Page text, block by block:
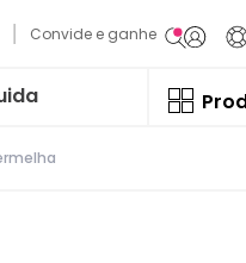
Convide e ganhe